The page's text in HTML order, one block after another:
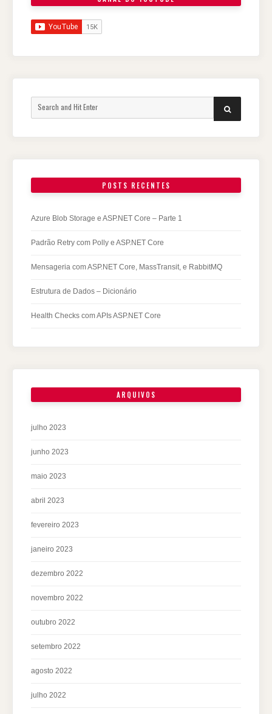
POSTS RECENTES
Azure Blob Storage e ASP.NET Core – Parte 1
Padrão Retry com Polly e ASP.NET Core
Mensageria com ASP.NET Core, MassTransit, e RabbitMQ
Estrutura de Dados – Dicionário
Health Checks com APIs ASP.NET Core
ARQUIVOS
julho 2023
junho 2023
maio 2023
abril 2023
fevereiro 2023
janeiro 2023
dezembro 2022
novembro 2022
outubro 2022
setembro 2022
agosto 2022
julho 2022